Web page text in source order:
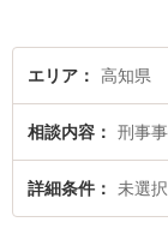
エリア 高知県
相談内容 刑事
詳細条件 未選択